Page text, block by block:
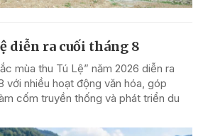
diễn ra cuối tháng 8
mùa thu Tú Lệ” năm 2026 diễn ra
với nhiều hoạt động văn hóa, góp
cốm truyền thống và phát triển du